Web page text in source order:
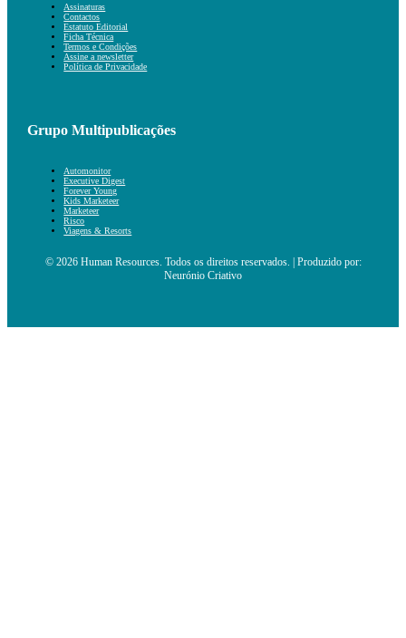
Assinaturas
Contactos
Estatuto Editorial
Ficha Técnica
Termos e Condições
Assine a newsletter
Política de Privacidade
Grupo Multipublicações
Automonitor
Executive Digest
Forever Young
Kids Marketeer
Marketeer
Risco
Viagens & Resorts
© 2026 Human Resources. Todos os direitos reservados. | Produzido por:
Neurónio Criativo